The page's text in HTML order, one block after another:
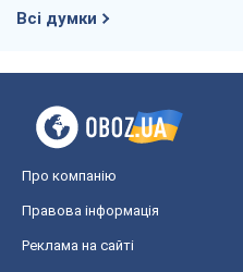
Всі думки
Про компанію
Правова інформація
Реклама на сайті